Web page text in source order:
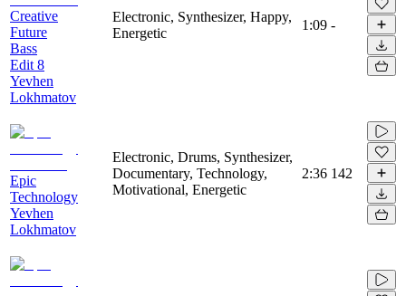
Creative
Future
Bass
Edit 8
Yevhen
Lokhmatov
Electronic, Synthesizer, Happy,
Energetic
1:09 -
Epic
Technology
Yevhen
Lokhmatov
Electronic, Drums, Synthesizer,
Documentary, Technology,
Motivational, Energetic
2:36 142